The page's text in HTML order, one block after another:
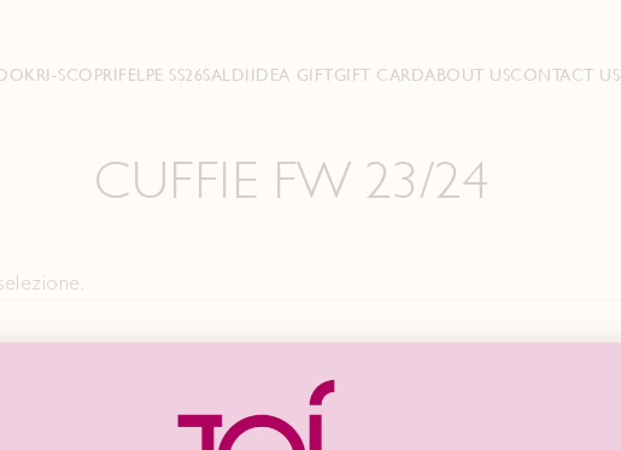
RI-SCOPRIFELPE SS26SALDI IDEA GIFTGIFT CARDABOUT USCONTACT US
CUFFIE FW 23/24